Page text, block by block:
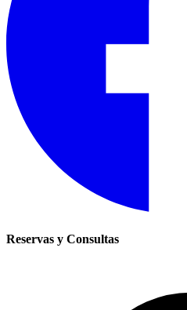
Reservas y Consultas